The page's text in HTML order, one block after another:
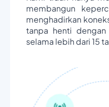
membangun
menghadirkan
tanpa henti
selama lebih dari 15